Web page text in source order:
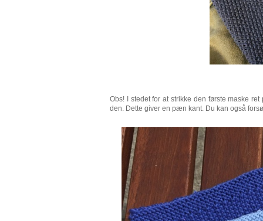
Obs! I stedet for at strikke den første maske
den. Dette giver en pæn kant. Du kan også